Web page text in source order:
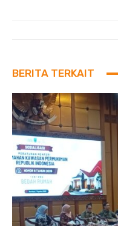
BERITA TERKAIT